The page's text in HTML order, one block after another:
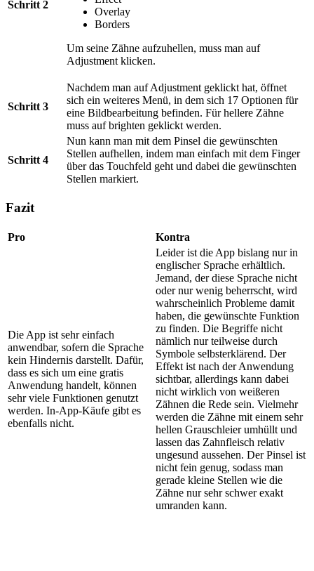
Schritt 2
Overlay
Borders
Um seine Zähne aufzuhellen, muss man auf
Adjustment klicken.
Schritt 3
Nachdem man auf Adjustment geklickt hat, öffnet
sich ein weiteres Menü, in dem sich 17 Optionen für
eine Bildbearbeitung befinden. Für hellere Zähne
muss auf brighten geklickt werden.
Schritt 4
Nun kann man mit dem Pinsel die gewünschten
Stellen aufhellen, indem man einfach mit dem Finger
über das Touchfeld geht und dabei die gewünschten
Stellen markiert.
Fazit
Pro Kontra
Die App ist sehr einfach
anwendbar, sofern die Sprache
kein Hindernis darstellt. Dafür,
dass es sich um eine gratis
Anwendung handelt, können
sehr viele Funktionen genutzt
werden. In-App-Käufe gibt es
ebenfalls nicht.
Leider ist die App bislang nur in
englischer Sprache erhältlich.
Jemand, der diese Sprache nicht
oder nur wenig beherrscht, wird
wahrscheinlich Probleme damit
haben, die gewünschte Funktion
zu finden. Die Begriffe nicht
nämlich nur teilweise durch
Symbole selbsterklärend. Der
Effekt ist nach der Anwendung
sichtbar, allerdings kann dabei
nicht wirklich von weißeren
Zähnen die Rede sein. Vielmehr
werden die Zähne mit einem sehr
hellen Grauschleier umhüllt und
lassen das Zahnfleisch relativ
ungesund aussehen. Der Pinsel ist
nicht fein genug, sodass man
gerade kleine Stellen wie die
Zähne nur sehr schwer exakt
umranden kann.